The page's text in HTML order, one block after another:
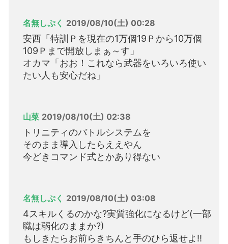
名無しぷく 2019/08/10(土) 00:28
安西「特訓Ｐを現在の1万個19Ｐから10万個
109Ｐまで開放しまぁ～す」
オカマ「おお！これなら武器をいろいろ使い
たい人も安心だね」
山菜 2019/08/10(土) 02:38
トリニティのバトルシステムを
そのまま導入したらええやん
今どきコマンド式とかあり得ない
名無しぷく 2019/08/10(土) 03:08
4スキルくるのかな?実質強化になるけど(一部
職は弱化のままか?)
もしきたらお前らきちんと手のひら返せよ!!